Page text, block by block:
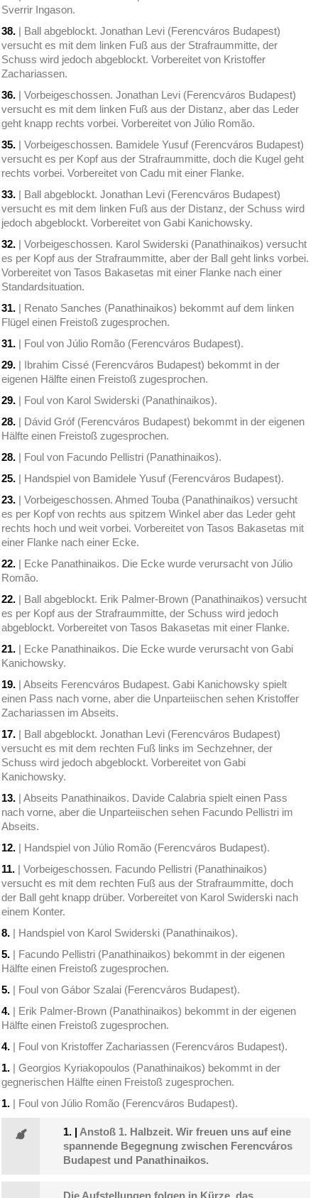
Sverrir Ingason.
38. | Ball abgeblockt. Jonathan Levi (Ferencváros Budapest)
versucht es mit dem linken Fuß aus der Strafraummitte, der
Schuss wird jedoch abgeblockt. Vorbereitet von Kristoffer
Zachariassen.
36. | Vorbeigeschossen. Jonathan Levi (Ferencváros Budapest)
versucht es mit dem linken Fuß aus der Distanz, aber das Leder
geht knapp rechts vorbei. Vorbereitet von Júlio Romão.
35. | Vorbeigeschossen. Bamidele Yusuf (Ferencváros Budapest)
versucht es per Kopf aus der Strafraummitte, doch die Kugel geht
rechts vorbei. Vorbereitet von Cadu mit einer Flanke.
33. | Ball abgeblockt. Jonathan Levi (Ferencváros Budapest)
versucht es mit dem linken Fuß aus der Distanz, der Schuss wird
jedoch abgeblockt. Vorbereitet von Gabi Kanichowsky.
32. | Vorbeigeschossen. Karol Swiderski (Panathinaikos) versucht
es per Kopf aus der Strafraummitte, aber der Ball geht links vorbei.
Vorbereitet von Tasos Bakasetas mit einer Flanke nach einer
Standardsituation.
31. | Renato Sanches (Panathinaikos) bekommt auf dem linken
Flügel einen Freistoß zugesprochen.
31. | Foul von Júlio Romão (Ferencváros Budapest).
29. | Ibrahim Cissé (Ferencváros Budapest) bekommt in der
eigenen Hälfte einen Freistoß zugesprochen.
29. | Foul von Karol Swiderski (Panathinaikos).
28. | Dávid Gróf (Ferencváros Budapest) bekommt in der eigenen
Hälfte einen Freistoß zugesprochen.
28. | Foul von Facundo Pellistri (Panathinaikos).
25. | Handspiel von Bamidele Yusuf (Ferencváros Budapest).
23. | Vorbeigeschossen. Ahmed Touba (Panathinaikos) versucht
es per Kopf von rechts aus spitzem Winkel aber das Leder geht
rechts hoch und weit vorbei. Vorbereitet von Tasos Bakasetas mit
einer Flanke nach einer Ecke.
22. | Ecke Panathinaikos. Die Ecke wurde verursacht von Júlio
Romão.
22. | Ball abgeblockt. Erik Palmer-Brown (Panathinaikos) versucht
es per Kopf aus der Strafraummitte, der Schuss wird jedoch
abgeblockt. Vorbereitet von Tasos Bakasetas mit einer Flanke.
21. | Ecke Panathinaikos. Die Ecke wurde verursacht von Gabi
Kanichowsky.
19. | Abseits Ferencváros Budapest. Gabi Kanichowsky spielt
einen Pass nach vorne, aber die Unparteiischen sehen Kristoffer
Zachariassen im Abseits.
17. | Ball abgeblockt. Jonathan Levi (Ferencváros Budapest)
versucht es mit dem rechten Fuß links im Sechzehner, der
Schuss wird jedoch abgeblockt. Vorbereitet von Gabi
Kanichowsky.
13. | Abseits Panathinaikos. Davide Calabria spielt einen Pass
nach vorne, aber die Unparteiischen sehen Facundo Pellistri im
Abseits.
12. | Handspiel von Júlio Romão (Ferencváros Budapest).
11. | Vorbeigeschossen. Facundo Pellistri (Panathinaikos)
versucht es mit dem rechten Fuß aus der Strafraummitte, doch
der Ball geht knapp drüber. Vorbereitet von Karol Swiderski nach
einem Konter.
8. | Handspiel von Karol Swiderski (Panathinaikos).
5. | Facundo Pellistri (Panathinaikos) bekommt in der eigenen
Hälfte einen Freistoß zugesprochen.
5. | Foul von Gábor Szalai (Ferencváros Budapest).
4. | Erik Palmer-Brown (Panathinaikos) bekommt in der eigenen
Hälfte einen Freistoß zugesprochen.
4. | Foul von Kristoffer Zachariassen (Ferencváros Budapest).
1. | Georgios Kyriakopoulos (Panathinaikos) bekommt in der
gegnerischen Hälfte einen Freistoß zugesprochen.
1. | Foul von Júlio Romão (Ferencváros Budapest).
1. | Anstoß 1. Halbzeit. Wir freuen uns auf eine
spannende Begegnung zwischen Ferencváros
Budapest und Panathinaikos.